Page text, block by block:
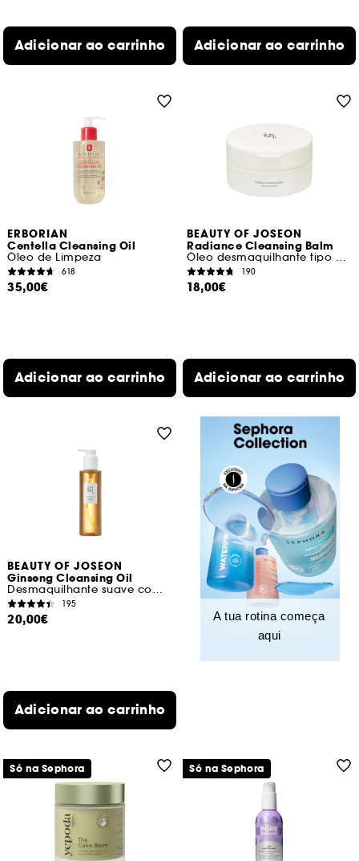
Adicionar ao carrinho Adicionar ao carrinho
ERBORIAN
Centella Cleansing Oil
Óleo de Limpeza
618
35,00€
Adicionar ao carrinho
BEAUTY OF JOSEON
Radiance Cleansing Balm
Óleo desmaquilhante tipo bálsamo
190
18,00€
Adicionar ao carrinho
BEAUTY OF JOSEON
Ginseng Cleansing Oil
Desmaquilhante suave com extrato de ginseng
195
20,00€
Adicionar ao carrinho
A tua rotina começa
aqui
Só na Sephora Só na Sephora